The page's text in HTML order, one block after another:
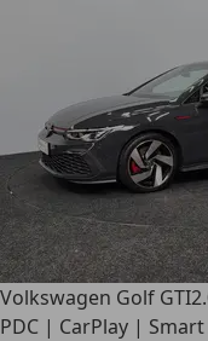
Volkswagen Golf GTI
PDC | CarPlay |